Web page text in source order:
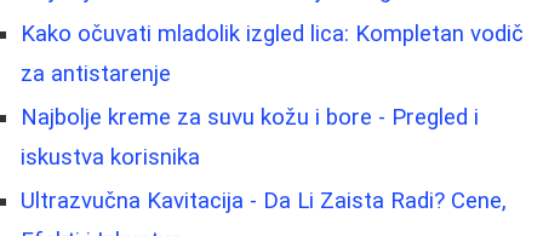
Kako očuvati mladolik izgled lica: Kompletan vodič
za antistarenje
Najbolje kreme za suvu kožu i bore - Pregled i
iskustva korisnika
Ultrazvučna Kavitacija - Da Li Zaista Radi? Cene,